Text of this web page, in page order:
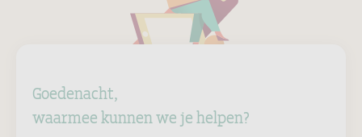
Goedenacht,
waarmee kunnen we je helpen?